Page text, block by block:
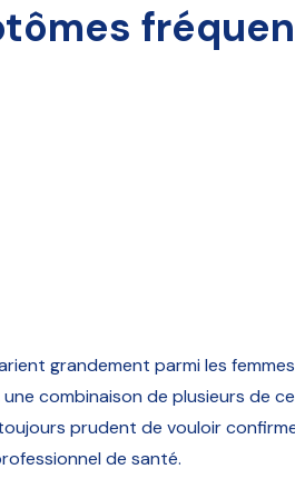
grandement parmi les
combinaison de plusieurs de
prudent de vouloir
de santé.